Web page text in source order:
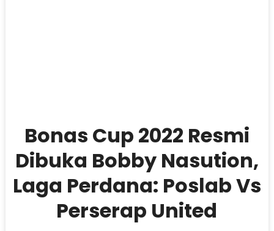
Bonas Cup 2022 Resmi
Dibuka Bobby Nasution,
Laga Perdana: Poslab Vs
Perserap United